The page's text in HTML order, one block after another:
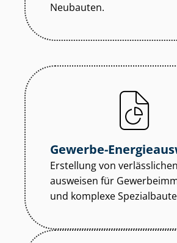
Neubauten.
Gewerbe-
Erstellung von
aus­wei­sen für
und komplexe